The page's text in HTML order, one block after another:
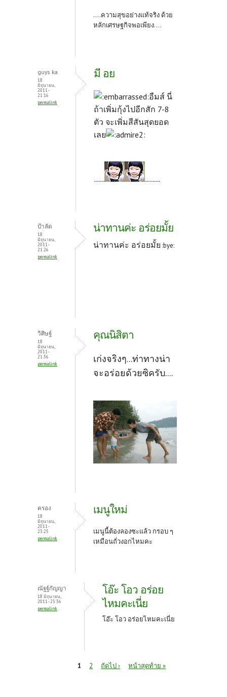
....ความสุขอย่างแท้จริง ด้วย
หลักเศรษฐกิจพอเพียง....
guys ka
18
มิถุนายน,
2011 -
21:16
permalink
มี อย
อืมส์ นี่
ถ้าเพิ่มกุ้งไปอีกสัก 7-8
ตัว จะเพิ่มสีสันสุดยอด
เลย
....... ..........
ป้าลัด
18
มิถุนายน,
2011 -
21:26
permalink
น่าทานค่ะ อร่อยมั้ย
น่าทานค่ะ อร่อยมั้ย :bye:
วิศิษฐ์
18
มิถุนายน,
2011 -
21:36
permalink
คุณนิสิตา
เก่งจริงๆ...ท่าทางน่า
จะอร่อยด้วยซิครับ....
ครอง
18
มิถุนายน,
2011 -
23:25
permalink
เมนูใหม่
เมนูนี้ต้องลองซะแล้ว กรอบ ๆ
เหมือนถั่วงอกไหมคะ
ณัฐฐ์กัญญา
18 มิถุนายน,
2011 - 23:36
permalink
โอ๊ะ โอว อร่อย
ไหมคะเนี่ย
โอ๊ะ โอว อร่อยไหมคะเนี่ย
1 2 ถัดไป › หน้าสุดท้าย »